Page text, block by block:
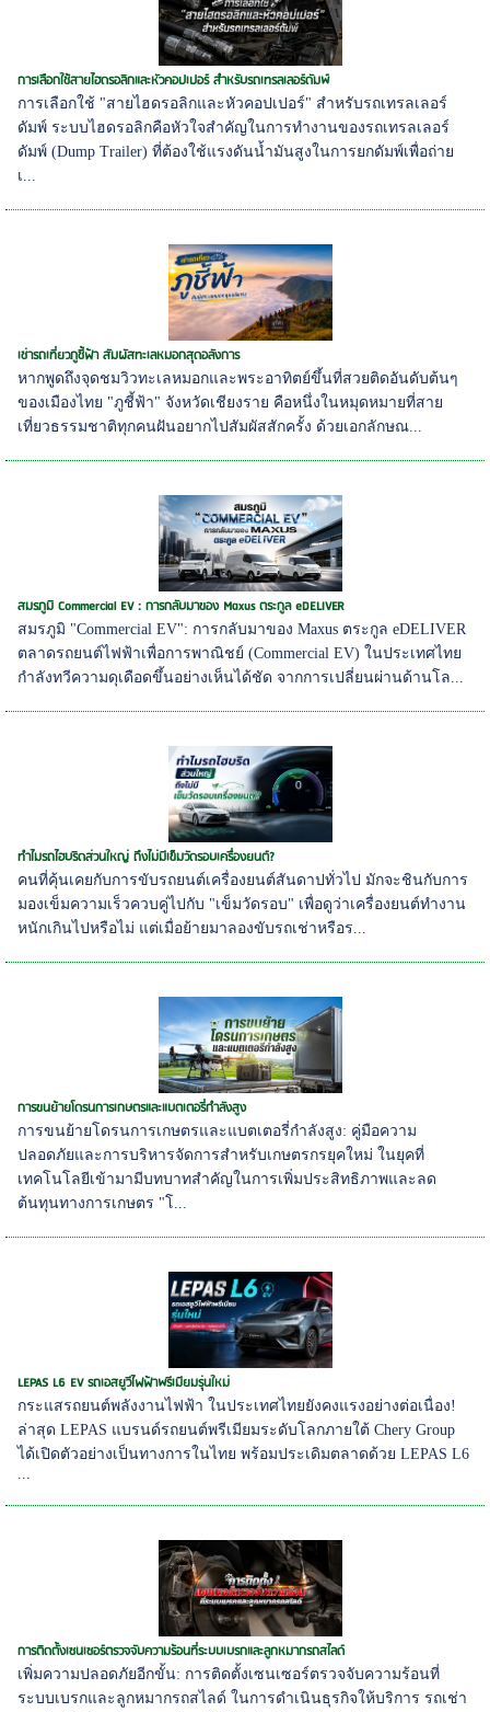
การเลือกใช้สายไฮดรอลิกและหัวคอปเปอร์ สำหรับรถเทรลเลอร์ดัมพ์
การเลือกใช้ "สายไฮดรอลิกและหัวคอปเปอร์" สำหรับรถเทรลเลอร์
ดัมพ์ ระบบไฮดรอลิกคือหัวใจสำคัญในการทำงานของรถเทรลเลอร์
ดัมพ์ (Dump Trailer) ที่ต้องใช้แรงดันน้ำมันสูงในการยกดัมพ์เพื่อถ่าย
เ...
เช่ารถเที่ยวภูชี้ฟ้า สัมผัสทะเลหมอกสุดอลังการ
หากพูดถึงจุดชมวิวทะเลหมอกและพระอาทิตย์ขึ้นที่สวยติดอันดับต้นๆ
ของเมืองไทย "ภูชี้ฟ้า" จังหวัดเชียงราย คือหนึ่งในหมุดหมายที่สาย
เที่ยวธรรมชาติทุกคนฝันอยากไปสัมผัสสักครั้ง ด้วยเอกลักษณ...
สมรภูมิ Commercial EV : การกลับมาของ Maxus ตระกูล eDELIVER
สมรภูมิ "Commercial EV": การกลับมาของ Maxus ตระกูล eDELIVER
ตลาดรถยนต์ไฟฟ้าเพื่อการพาณิชย์ (Commercial EV) ในประเทศไทย
กำลังทวีความดุเดือดขึ้นอย่างเห็นได้ชัด จากการเปลี่ยนผ่านด้านโล...
ทำไมรถไฮบริดส่วนใหญ่ ถึงไม่มีเข็มวัดรอบเครื่องยนต์?
คนที่คุ้นเคยกับการขับรถยนต์เครื่องยนต์สันดาปทั่วไป มักจะชินกับการ
มองเข็มความเร็วควบคู่ไปกับ "เข็มวัดรอบ" เพื่อดูว่าเครื่องยนต์ทำงาน
หนักเกินไปหรือไม่ แต่เมื่อย้ายมาลองขับรถเช่าหรือร...
การขนย้ายโดรนการเกษตรและแบตเตอรี่กำลังสูง
การขนย้ายโดรนการเกษตรและแบตเตอรี่กำลังสูง: คู่มือความ
ปลอดภัยและการบริหารจัดการสำหรับเกษตรกรยุคใหม่ ในยุคที่
เทคโนโลยีเข้ามามีบทบาทสำคัญในการเพิ่มประสิทธิภาพและลด
ต้นทุนทางการเกษตร "โ...
LEPAS L6 EV รถเอสยูวีไฟฟ้าพรีเมียมรุ่นใหม่
กระแสรถยนต์พลังงานไฟฟ้า ในประเทศไทยยังคงแรงอย่างต่อเนื่อง!
ล่าสุด LEPAS แบรนด์รถยนต์พรีเมียมระดับโลกภายใต้ Chery Group
ได้เปิดตัวอย่างเป็นทางการในไทย พร้อมประเดิมตลาดด้วย LEPAS L6
การติดตั้งเซนเซอร์ตรวจจับความร้อนที่ระบบเบรกและลูกหมากรถสไลด์
เพิ่มความปลอดภัยอีกขั้น: การติดตั้งเซนเซอร์ตรวจจับความร้อนที่
ระบบเบรกและลูกหมากรถสไลด์ ในการดำเนินธุรกิจให้บริการ รถเช่า